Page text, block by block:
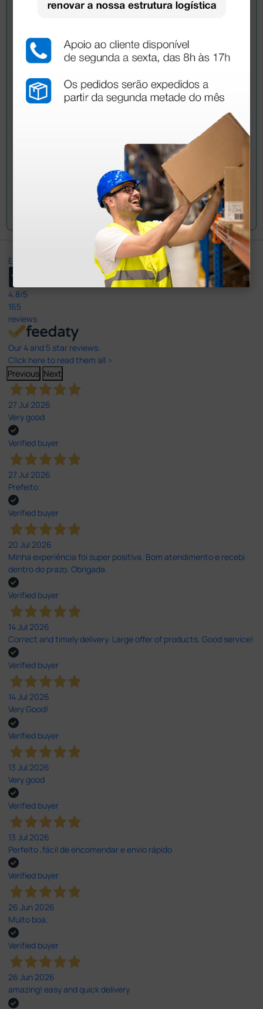
Pergunte a um colega
Ainda tem dúvidas?Necessita de mais
esclarecimentos? Envie agora a sua questão aos
colegas que já adquiriram este produto.
Envie a sua questão
Excellent
4,8/5
165
reviews
Our 4 and 5 star reviews.
Click here to read them all >
Previous Next
27 Jul 2026
Very good
Verified buyer
27 Jul 2026
Prefeito
Verified buyer
20 Jul 2026
Minha experiência foi super positiva. Bom atendimento e recebi
dentro do prazo. Obrigada.
Verified buyer
14 Jul 2026
Correct and timely delivery. Large offer of products. Good service!
Verified buyer
14 Jul 2026
Very Good!
Verified buyer
13 Jul 2026
Very good
Verified buyer
13 Jul 2026
Perfeito ,fácil de encomendar e envio rápido
Verified buyer
26 Jun 2026
Muito boa.
Verified buyer
26 Jun 2026
amazing! easy and quick delivery